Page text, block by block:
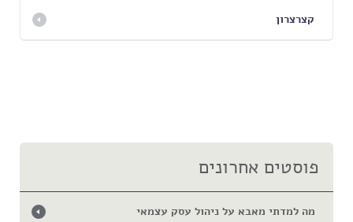
קצרצרון
פוסטים אחרונים
מה למדתי מאבא על ניהול עסק עצמאי